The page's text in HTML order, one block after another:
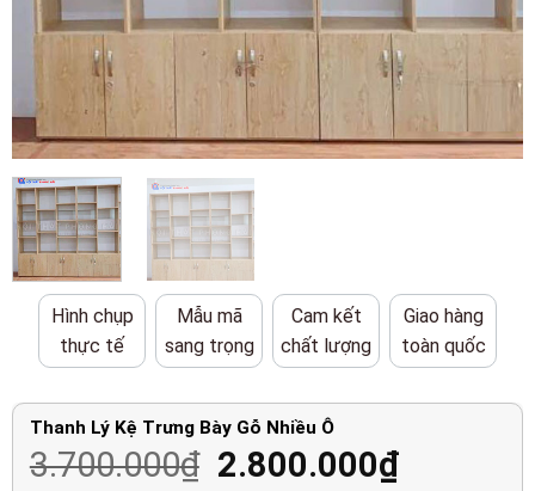
Hình chụp
thực tế
Mẫu mã
sang trọng
Cam kết
chất lượng
Giao hàng
toàn quốc
Thanh Lý Kệ Trưng Bày Gỗ Nhiều Ô
3.700.000₫ Giá
2.800.000₫Giá